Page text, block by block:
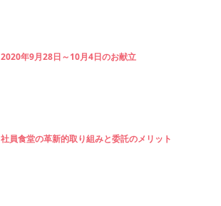
2020年9月28日～10月4日のお献立
社員食堂の革新的取り組みと委託のメリット